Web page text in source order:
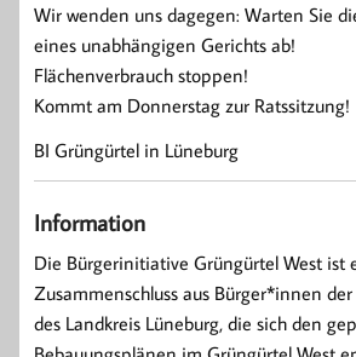
Wir wenden uns dagegen: Warten Sie
eines unabhängigen Gerichts ab!
Flächenverbrauch stoppen!
Kommt am Donnerstag zur Ratssitzung!
BI Grüngürtel in Lüneburg
Information
Die Bürgerinitiative Grüngürtel West ist
Zusammenschluss aus Bürger*innen
des Landkreis Lüneburg, die sich den